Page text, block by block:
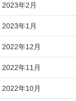
2023年2月
2023年1月
2022年12月
2022年11月
2022年10月